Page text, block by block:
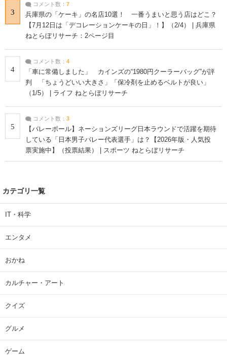
3
コメント数： 7
兵庫県の「ケーキ」の名店10選！ 一番うまいと思う店はどこ？
【7月12日は「デコレーションケーキの日」！】（2/4） | 兵庫県
ねとらぼリサーチ：2ページ目
4
コメント数： 4
「車に常備しました」 カインズの“1980円クーラーバッグ”が評
判 「ちょうどいい大きさ」「保冷剤を止めるベルトが良い」
（1/5） | ライフ ねとらぼリサーチ
5
コメント数： 3
【バレーボール】ネーションズリーグ日本ラウンドで活躍を期待
している「日本男子バレー代表選手」は？【2026年版・人気投
票実施中】（投票結果） | スポーツ ねとらぼリサーチ
カテゴリ一覧
IT・科学
エンタメ
おかね
カルチャー・アート
クイズ
グルメ
ゲーム